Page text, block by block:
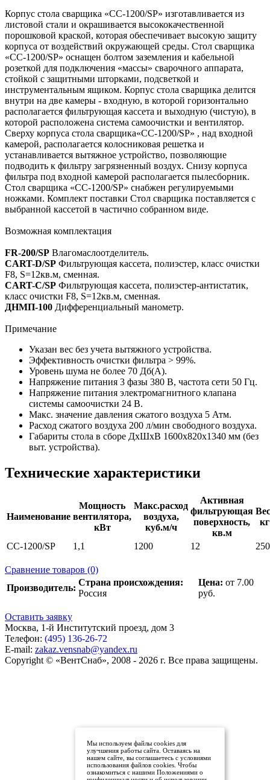
Корпус стола сварщика «СС-1200/SP» изготавливается из
листовой стали и окрашивается высококачественной
порошковой краской, которая обеспечивает высокую защиту
корпуса от воздействий окружающей среды. Стол сварщика
«СС-1200/SP» оснащен болтом заземления и кабельной
розеткой для подключения «массы» сварочного аппарата,
стойкой с защитными шторками, подсветкой и
инструментальным ящиком. Корпус стола сварщика делится
внутри на две камеры - входную, в которой горизонтально
располагается фильтрующая кассета и выходную (чистую), в
которой расположена система самоочистки и вентилятор.
Сверху корпуса стола сварщика«СС-1200/SP» , над входной
камерой, располагается колосниковая решетка и
устанавливается вытяжное устройство, позволяющие
подводить к фильтру загрязненный воздух. Снизу корпуса
фильтра под входной камерой располагается пылесборник.
Стол сварщика «СС-1200/SP» снабжен регулируемыми
ножками. Комплект поставки Стол сварщика поставляется с
выбранной кассетой в частично собранном виде.
Возможная комплектация
FR-200/SP Влагомаслоотделитель.
CART-D/SP Фильтрующая кассета, полиэстер, класс очистки
F8, S=12кв.м, сменная.
CART-C/SP Фильтрующая кассета, полиэстер-антистатик,
класс очистки F8, S=12кв.м, сменная.
ДНМП-100 Дифференциальный манометр.
Примечание
Указан вес без учета вытяжного устройства.
Эффективность очистки фильтра > 99%.
Уровень шума не более 70 Дб(A).
Напряжение питания 3 фазы 380 В, частота сети 50 Гц.
Напряжение питания электромагнитного клапана
системы самоочистки 24 В.
Макс. значение давления сжатого воздуха 5 Атм.
Расход сжатого воздуха 200 л/мин свободного воздуха.
Габариты стола в сборе ДхШхВ 1600х820х1340 мм (без
выт. устройства).
Технические характеристики
Наименование
Мощность
вентилятора,
кВт
Макс.расход
воздуха,
куб.м/ч
Активная
фильтрующая
поверхность,
кв.м
кг
СС-1200/SP 1,1 1200 12 250
Сравнение товаров (0)
Производитель:
Страна происхождения:
Россия
Цена: от 7.00
руб.
Оставить заявку
Москва, 1-й Институтский проезд, дом 3
Телефон: (495) 136-26-72
E-mail: zakaz.vensnab@yandex.ru
Copyright © «ВентСнаб», 2008 - 2026 г. Все права защищены.
Мы используем файлы cookies для
улучшения работы сайта. Оставаясь на
нашем сайте, вы соглашаетесь с условиями
использования файлов cookies. Чтобы
ознакомиться с нашими Положениями о